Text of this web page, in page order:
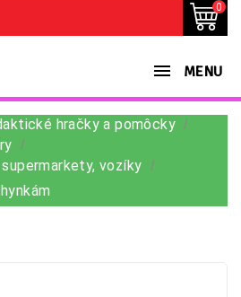
0
MENU
hračky a pomôcky
vozíky